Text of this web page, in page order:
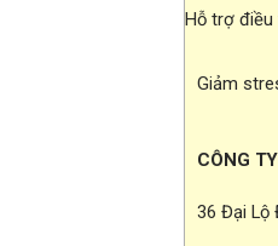
Hỗ trợ điều
Giảm
CÔNG
36 Đại Lộ